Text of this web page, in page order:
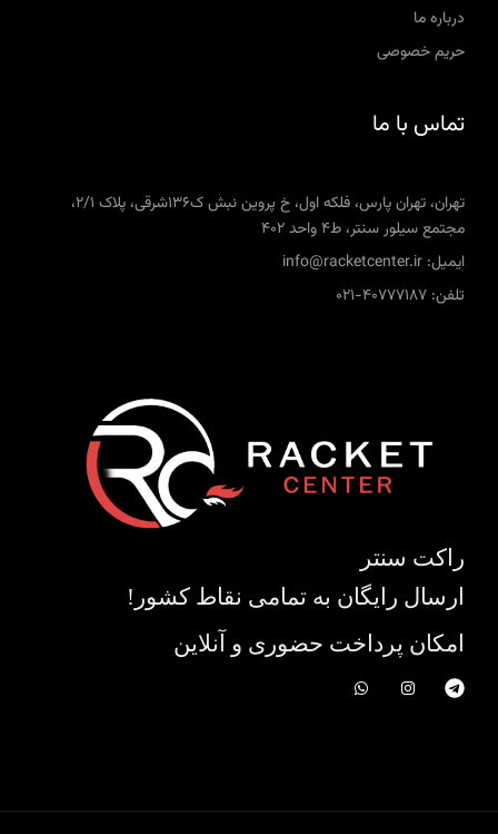
درباره ما
حریم خصوصی
تماس با ما
تهران، تهران پارس، فلکه اول، خ پروین نبش ک136شرقی، پلاک 2/1،
مجتمع سیلور سنتر، ط4 واحد 402
ایمیل: info@racketcenter.ir
تلفن: 40777187-021
راکت سنتر
ارسال رایگان به تمامی نقاط کشور!
امکان پرداخت حضوری و آنلاین